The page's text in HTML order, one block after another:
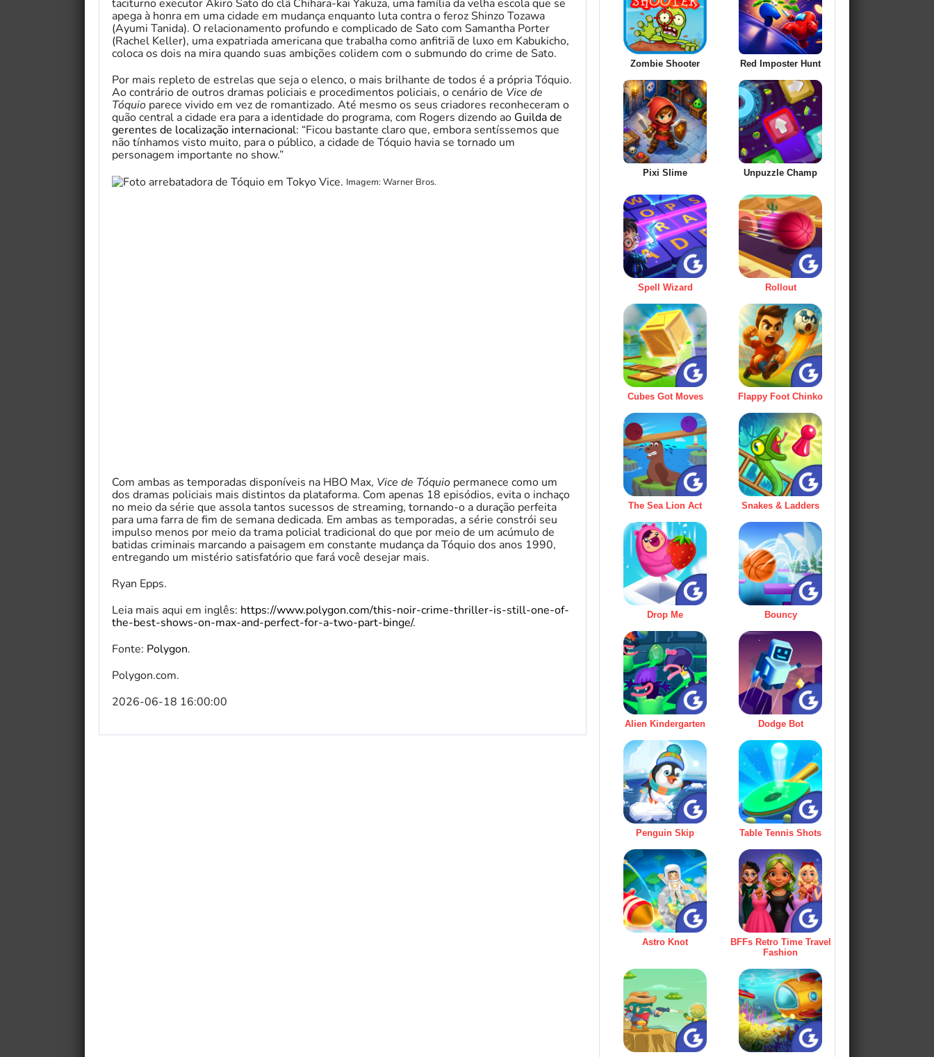
taciturno executor Akiro Sato do clã Chihara-kai Yakuza, uma família da velha escola que se
apega à honra em uma cidade em mudança enquanto luta contra o feroz Shinzo Tozawa
(Ayumi Tanida). O relacionamento profundo e complicado de Sato com Samantha Porter
(Rachel Keller), uma expatriada americana que trabalha como anfitriã de luxo em Kabukicho,
coloca os dois na mira quando suas ambições colidem com o submundo do crime de Sato.
Por mais repleto de estrelas que seja o elenco, o mais brilhante de todos é a própria Tóquio.
Ao contrário de outros dramas policiais e procedimentos policiais, o cenário de Vice de
Tóquio parece vivido em vez de romantizado. Até mesmo os seus criadores reconheceram o
quão central a cidade era para a identidade do programa, com Rogers dizendo ao Guilda de
gerentes de localização internacional: “Ficou bastante claro que, embora sentíssemos que
não tínhamos visto muito, para o público, a cidade de Tóquio havia se tornado um
personagem importante no show.”
Imagem: Warner Bros.
Com ambas as temporadas disponíveis na HBO Max, Vice de Tóquio permanece como um
dos dramas policiais mais distintos da plataforma. Com apenas 18 episódios, evita o inchaço
no meio da série que assola tantos sucessos de streaming, tornando-o a duração perfeita
para uma farra de fim de semana dedicada. Em ambas as temporadas, a série constrói seu
impulso menos por meio da trama policial tradicional do que por meio de um acúmulo de
batidas criminais marcando a paisagem em constante mudança da Tóquio dos anos 1990,
entregando um mistério satisfatório que fará você desejar mais.
Ryan Epps.
Leia mais aqui em inglês: https://www.polygon.com/this-noir-crime-thriller-is-still-one-of-
the-best-shows-on-max-and-perfect-for-a-two-part-binge/.
Fonte: Polygon.
Polygon.com.
2026-06-18 16:00:00
Zombie Shooter Red Imposter Hunt
Pixi Slime Unpuzzle Champ
Spell Wizard Rollout
Cubes Got Moves Flappy Foot Chinko
The Sea Lion Act Snakes & Ladders
Drop Me Bouncy
Alien Kindergarten Dodge Bot
Penguin Skip Table Tennis Shots
Astro Knot
BFFs Retro Time Travel
Fashion